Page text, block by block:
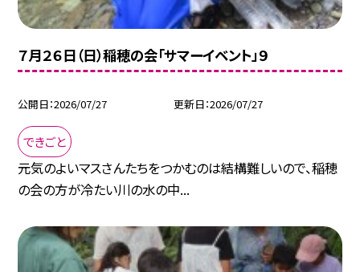
７月２６日（日）稲穂の会「サマーイベント」９
公開日 2026/07/27 更新日 2026/07/27
できごと
元気のよいマスさんたちをつかむのは結構難しいので、稲穂
の会の方が冷たい川の水の中...